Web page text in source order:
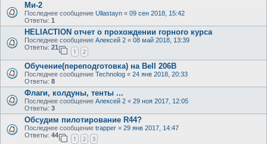
Ми-2
Последнее сообщение Ullastayn « 09 сен 2018, 15:42
Ответы: 1
HELIACTION отчет о прохождении горного курса
Последнее сообщение Алексей 2 « 08 май 2018, 13:39
Ответы: 21
1 2
Обучение(переподготовка) на Bell 206В
Последнее сообщение Technolog « 24 янв 2018, 20:33
Ответы: 8
Флаги, колдуны, тенты ...
Последнее сообщение Алексей 2 « 29 ноя 2017, 12:05
Ответы: 3
Обсудим пилотирование R44?
Последнее сообщение trapper « 29 янв 2017, 14:47
Ответы: 44
1 2 3